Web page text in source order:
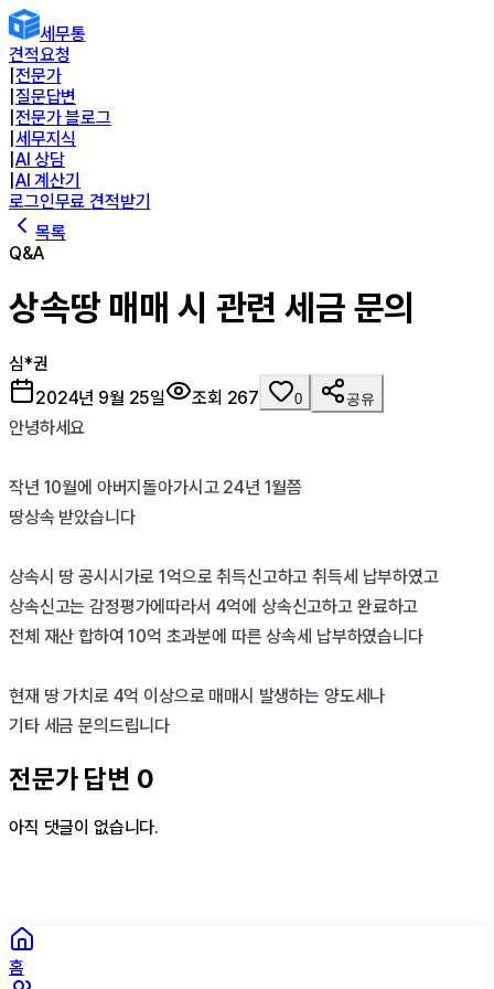
세무통
견적요청
전문가
질문답변
전문가 블로그
세무지식
AI 상담
AI 계산기
로그인무료 견적받기
목록
Q&A
상속땅 매매 시 관련 세금 문의
심*권
2024년 9월 25일
조회 267 0 공유
안녕하세요
작년 10월에 아버지돌아가시고 24년 1월쯤
땅상속 받았습니다
상속시 땅 공시시가로 1억으로 취득신고하고 취득세 납부하였고
상속신고는 감정평가에따라서 4억에 상속신고하고 완료하고
전체 재산 합하여 10억 초과분에 따른 상속세 납부하였습니다
현재 땅 가치로 4억 이상으로 매매시 발생하는 양도세나
기타 세금 문의드립니다
전문가 답변 0
아직 댓글이 없습니다.
홈